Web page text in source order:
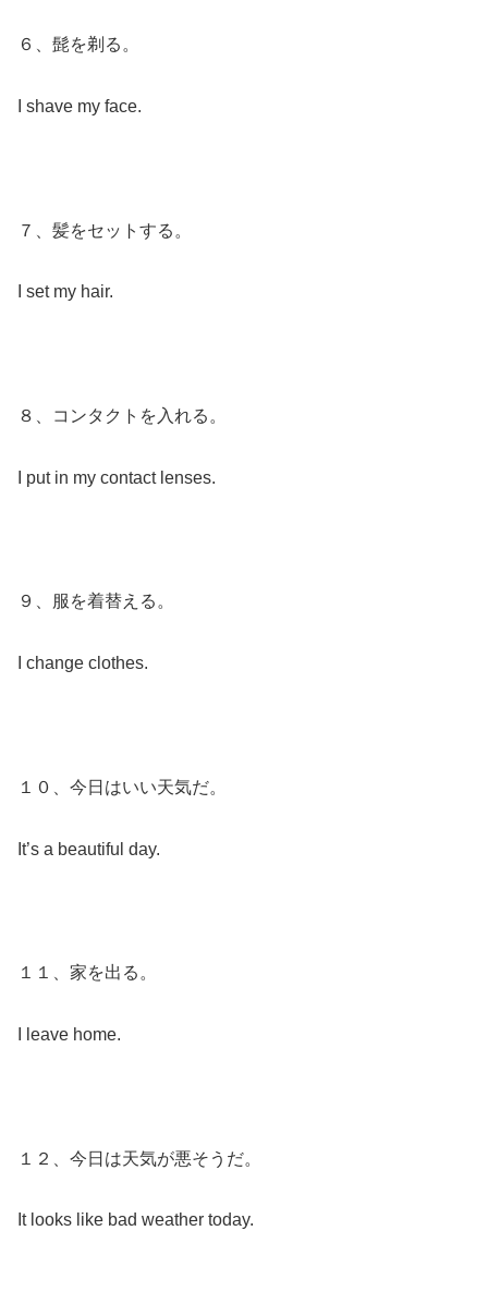
６、髭を剃る。
I shave my face.
７、髪をセットする。
I set my hair.
８、コンタクトを入れる。
I put in my contact lenses.
９、服を着替える。
I change clothes.
１０、今日はいい天気だ。
It’s a beautiful day.
１１、家を出る。
I leave home.
１２、今日は天気が悪そうだ。
It looks like bad weather today.